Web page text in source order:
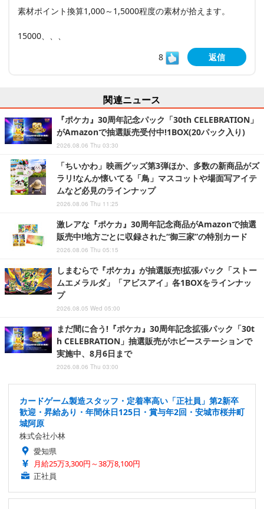
素材ポイント換算1,000～1,5000程度の素材が拾えます。
15000、、、
8
返信
関連ニュース
『ポケカ』30周年記念パック「30th CELEBRATION」
がAmazonで抽選販売受付中!1BOX(20パック入り)
2026.08.06 Thu 03:30
「ちいかわ」映画グッズ第3弾ほか、多数の新商品がズ
ラリ!なんか懐いてる「鳥」マスコットや場面写アイテ
ムなど必見のラインナップ
2026.08.06 Thu 11:25
激レアな『ポケカ』30周年記念商品がAmazonで抽選
販売中!地方ごとに収録された“御三家”の特別カード
2026.08.06 Thu 05:15
しまむらで『ポケカ』が抽選販売!拡張パック「ストー
ムエメラルダ」「アビスアイ」各1BOXをラインナッ
プ
2026.08.05 Wed 05:00
まだ間に合う!『ポケカ』30周年記念拡張パック「30t
h CELEBRATION」抽選販売がホビーステーションで
実施中、8月6日まで
2026.08.06 Thu 03:00
カードゲーム製造スタッフ・定着率高い「正社員」第2新卒
歓迎・昇給あり・年間休日125日・賞与年2回・安城市桜井町
城阿原
株式会社小林
愛知県
月給25万3,300円～38万8,100円
正社員